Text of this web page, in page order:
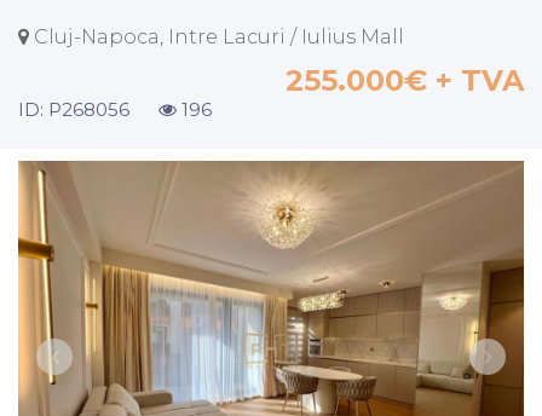
Cluj-Napoca, Intre Lacuri / Iulius Mall
255.000€ + TVA
ID: P268056 196